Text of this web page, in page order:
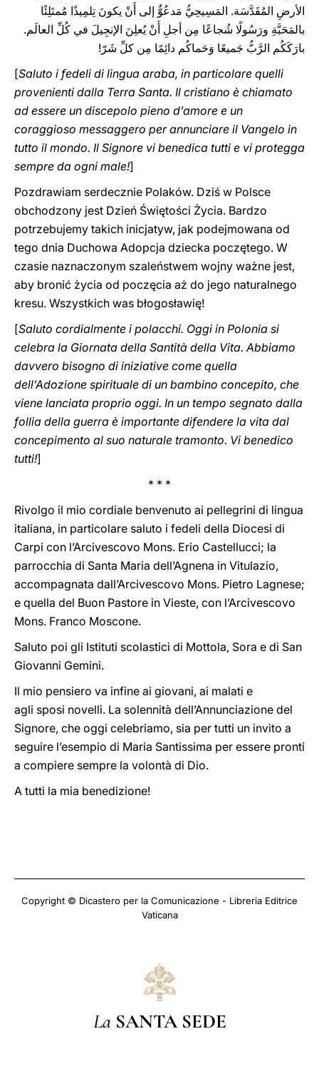
الأرضِ المُقَدَّسَة. المَسِيحِيُّ مَدعُوٌّ إلى أَنْ يكونَ تِلمِيذًا مُمتَلِئًا
بالمَحَبَّةِ ورَسُولًا شُجاعًا مِن أجلِ أَنْ يُعلِنَ الإنجِيلَ في كُلِّ العالَم.
بارَكَكُم الرَّبُّ جَميعًا وَحَماكُم دائِمًا مِن كلِّ شَرّ!
[Saluto i fedeli di lingua araba, in particolare quelli
provenienti dalla Terra Santa. Il cristiano è chiamato
ad essere un discepolo pieno d’amore e un
coraggioso messaggero per annunciare il Vangelo in
tutto il mondo. Il Signore vi benedica tutti e vi protegga
‎sempre da ogni male‎‎‎‏!]
Pozdrawiam serdecznie Polaków. Dziś w Polsce
obchodzony jest Dzień Świętości Życia. Bardzo
potrzebujemy takich inicjatyw, jak podejmowana od
tego dnia Duchowa Adopcja dziecka poczętego. W
czasie naznaczonym szaleństwem wojny ważne jest,
aby bronić życia od poczęcia aż do jego naturalnego
kresu. Wszystkich was błogosławię!
[Saluto cordialmente i polacchi. Oggi in Polonia si
celebra la Giornata della Santità della Vita. Abbiamo
davvero bisogno di iniziative come quella
dell’Adozione spirituale di un bambino concepito, che
viene lanciata proprio oggi. In un tempo segnato dalla
follia della guerra è importante difendere la vita dal
concepimento al suo naturale tramonto. Vi benedico
tutti!]
* * *
Rivolgo il mio cordiale benvenuto ai pellegrini di lingua
italiana, in particolare saluto i fedeli della Diocesi di
Carpi con l’Arcivescovo Mons. Erio Castellucci; la
parrocchia di Santa Maria dell’Agnena in Vitulazio,
accompagnata dall’Arcivescovo Mons. Pietro Lagnese;
e quella del Buon Pastore in Vieste, con l’Arcivescovo
Mons. Franco Moscone.
Saluto poi gli Istituti scolastici di Mottola, Sora e di San
Giovanni Gemini.
Il mio pensiero va infine ai giovani, ai malati e
agli sposi novelli. La solennità dell’Annunciazione del
Signore, che oggi celebriamo, sia per tutti un invito a
seguire l’esempio di Maria Santissima per essere pronti
a compiere sempre la volontà di Dio.
A tutti la mia benedizione!
Copyright © Dicastero per la Comunicazione - Libreria Editrice
Vaticana
La SANTA SEDE